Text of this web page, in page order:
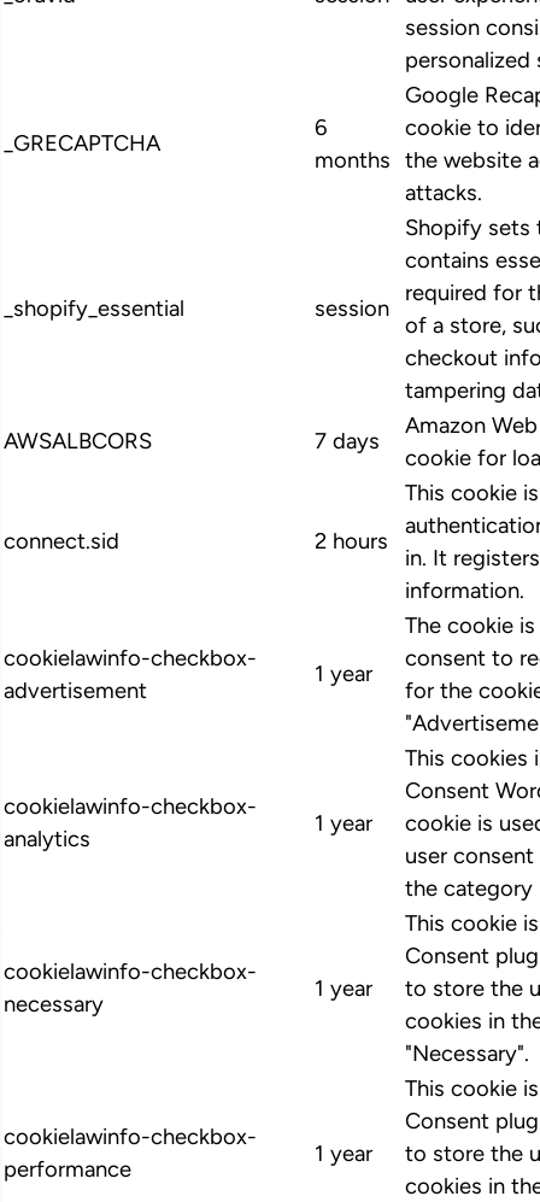
session
personalized
_GRECAPTCHA
6
months
Google
cookie to
the website
attacks.
_shopify_essential session
Shopify sets
contains
required for
of a store,
checkout
tampering
AWSALBCORS
7 days
Amazon
cookie for
connect.sid 2 hours
This cookie
in. It
information.
cookielawinfo-checkbox-
advertisement
1 year
The cookie
consent to
for the
cookielawinfo-checkbox-
analytics
1 year
This cookies
Consent
cookie is
user
the category
cookielawinfo-checkbox-
necessary
1 year
This cookie
Consent
to store the
cookies in
"Necessary".
cookielawinfo-checkbox-
performance
1 year
This cookie
Consent
to store the
cookies in